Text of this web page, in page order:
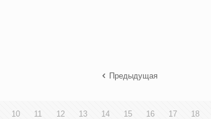
Предыдущая
10 11 12 13 14 15 16 17 18